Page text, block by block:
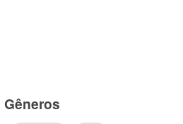
Gêneros